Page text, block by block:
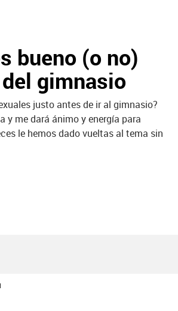
bueno (o no)
gimnasio
justo antes de ir al gimnasio?
y me dará ánimo y energía para
le hemos dado vueltas al tema sin